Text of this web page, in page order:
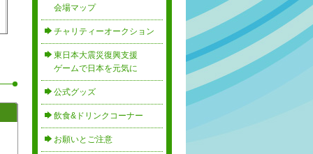
会場マップ
チャリティーオークション
東日本大震災復興支援
ゲームで日本を元気に
公式グッズ
飲食&ドリンクコーナー
お願いとご注意